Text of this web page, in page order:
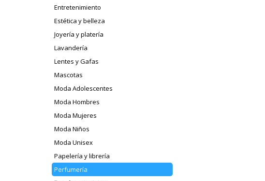
Entretenimiento
Estética y belleza
Joyería y platería
Lavandería
Lentes y Gafas
Mascotas
Moda Adolescentes
Moda Hombres
Moda Mujeres
Moda Niños
Moda Unisex
Papelería y librería
Perfumería